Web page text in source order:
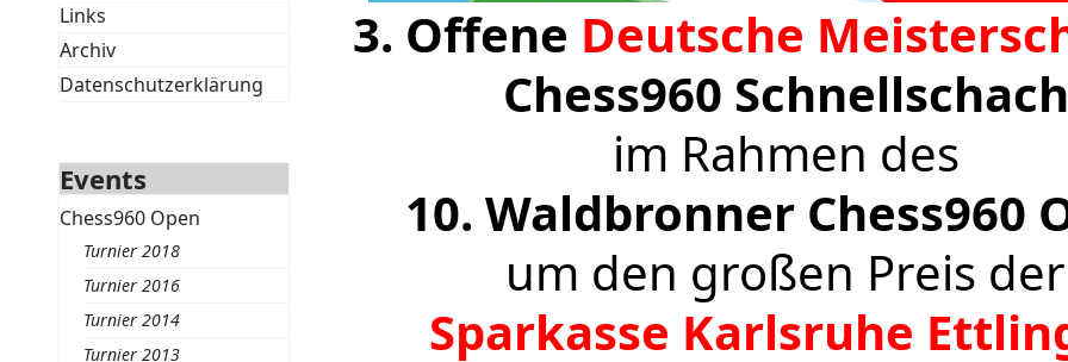
Links
Archiv
Datenschutzerklärung
Events
Chess960 Open
Turnier 2018
Turnier 2016
Turnier 2014
Turnier 2013
3. Offene Deutsche
Chess960 Schnellschach
im Rahmen des
10. Waldbronner Chess960
um den großen Preis der
Sparkasse Karlsruhe